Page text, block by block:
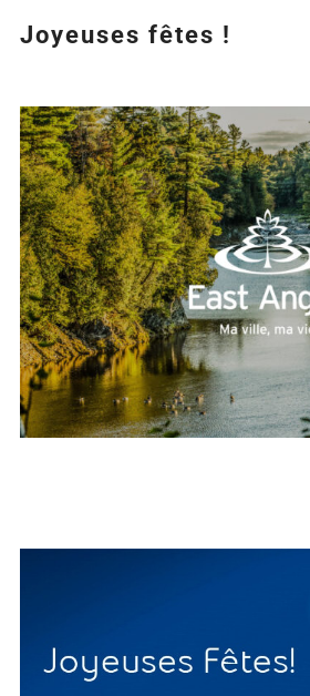
Joyeuses fêtes !
Agrandir
l&apos;image